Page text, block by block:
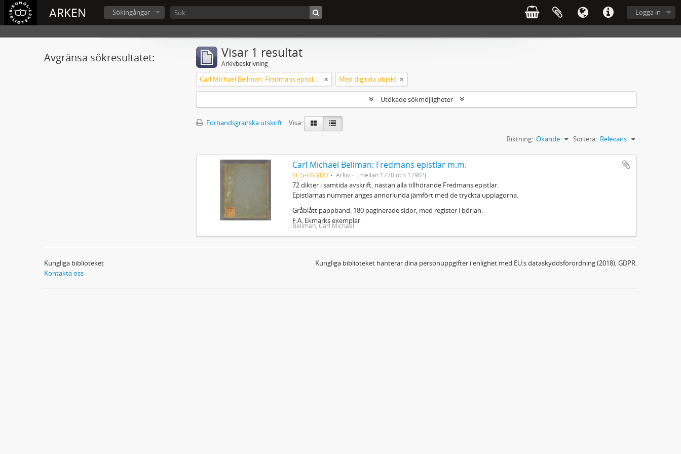
ARKEN Logga in
Sökingångar
Avgränsa sökresultatet: Visar 1 resultat
Arkivbeskrivning
Carl Michael Bellman: Fredmans epistlar m.m. Med digitala objekt
Utökade sökmöjligheter
Förhandsgranska utskrift
Visa:
Sortera: Relevans
Riktning: Ökande
Carl Michael Bellman: Fredmans epistlar m.m.
SE S-HS Vf27 Arkiv [mellan 1770 och 1790?]
72 dikter i samtida avskrift, nästan alla tillhörande Fredmans epistlar.
Epistlarnas nummer anges annorlunda jämfört med de tryckta upplagorna.
Gråblått pappband. 180 paginerade sidor, med register i början.
F.A. Ekmarks exemplar
Bellman, Carl Michael
Kungliga biblioteket
Kontakta oss
Kungliga biblioteket hanterar dina personuppgifter i enlighet med EU:s dataskyddsförordning (2018), GDPR.